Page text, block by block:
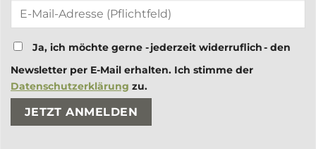
Ja, ich möchte gerne - jederzeit widerruflich - den
Newsletter per E-Mail erhalten. Ich stimme der
Datenschutzerklärung zu.
Bitte lasse dieses Feld leer.
Bitte lasse dieses Feld leer.